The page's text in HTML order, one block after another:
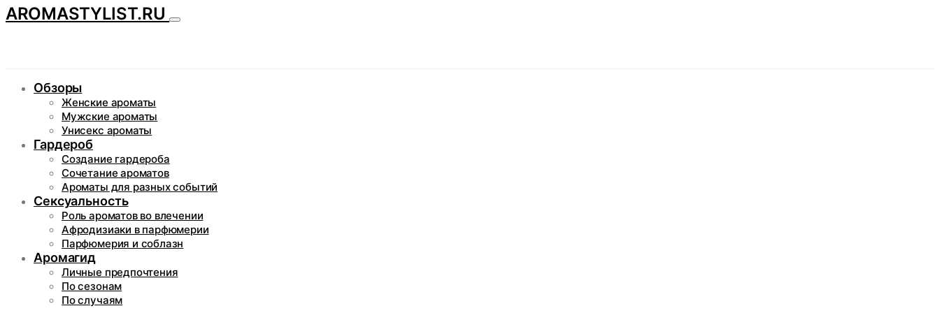
AROMASTYLIST.RU
Обзоры
Женские ароматы
Мужские ароматы
Унисекс ароматы
Гардероб
Создание гардероба
Сочетание ароматов
Ароматы для разных событий
Сексуальность
Роль ароматов во влечении
Афродизиаки в парфюмерии
Парфюмерия и соблазн
Аромагид
Личные предпочтения
По сезонам
По случаям